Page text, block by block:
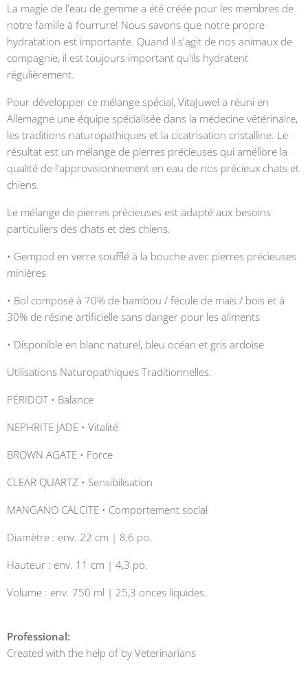
La magie de l'eau de gemme a été créée pour les membres de
notre famille à fourrure! Nous savons que notre propre
hydratation est importante. Quand il s'agit de nos animaux de
compagnie, il est toujours important qu'ils hydratent
régulièrement.
Pour développer ce mélange spécial, VitaJuwel a réuni en
Allemagne une équipe spécialisée dans la médecine vétérinaire,
les traditions naturopathiques et la cicatrisation cristalline. Le
résultat est un mélange de pierres précieuses qui améliore la
qualité de l'approvisionnement en eau de nos précieux chats et
chiens.
Le mélange de pierres précieuses est adapté aux besoins
particuliers des chats et des chiens.
• Gempod en verre soufflé à la bouche avec pierres précieuses
minières
• Bol composé à 70% de bambou / fécule de maïs / bois et à
30% de résine artificielle sans danger pour les aliments
• Disponible en blanc naturel, bleu océan et gris ardoise
Utilisations Naturopathiques Traditionnelles:
PÉRIDOT • Balance
NEPHRITE JADE • Vitalité
BROWN AGATE • Force
CLEAR QUARTZ • Sensibilisation
MANGANO CALCITE • Comportement social
Diamètre : env. 22 cm | 8,6 po.
Hauteur : env. 11 cm | 4,3 po.
Volume : env. 750 ml | 25,3 onces liquides.
Professional:
Created with the help of by Veterinarians